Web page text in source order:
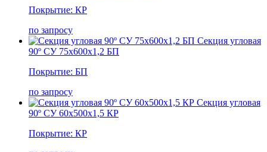
Покрытие: КР
по запросу
Секция угловая
90º СУ 75х600х1,2 БП
Покрытие: БП
по запросу
Секция угловая
90º СУ 60х500х1,5 КР
Покрытие: КР